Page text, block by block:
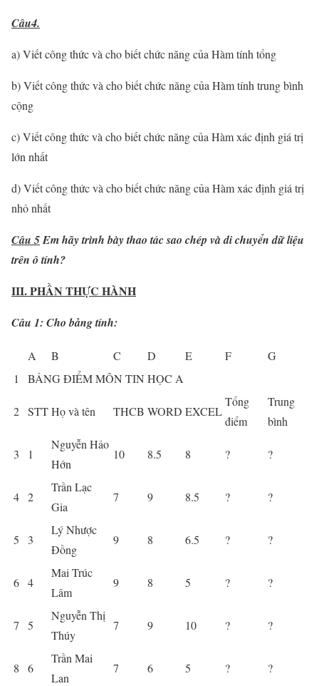
Câu4.
a) Viết công thức và cho biết chức năng của Hàm tính tổng
b) Viết công thức và cho biết chức năng của Hàm tính trung bình
cộng
c) Viết công thức và cho biết chức năng của Hàm xác định giá trị
lớn nhất
d) Viết công thức và cho biết chức năng của Hàm xác định giá trị
nhỏ nhất
Câu 5Em hãy trình bày thao tác sao chép và di chuyển dữ liệu
trên ô tính?
III. PHẦN THỰC HÀNH
Câu 1: Cho bảng tính:
A B C D E F
G
1
BẢNG ĐIỂM MÔN TIN HỌC A
2 STTHọ và tên THCB WORD EXCEL
Tổng
điểm
Trung
bình
3 1
Nguyễn Hảo
Hớn
10 8.5 8 ? ?
4 2
Trần Lạc
Gia
7 9 8.5 ? ?
5 3
Lý Nhược
Đồng
9 8 6.5 ? ?
6 4
Mai Trúc
Lâm
9 8 5 ? ?
7 5
Nguyễn Thị
Thúy
7 9 10 ? ?
8 6
Trần Mai
Lan
7 6 5 ? ?